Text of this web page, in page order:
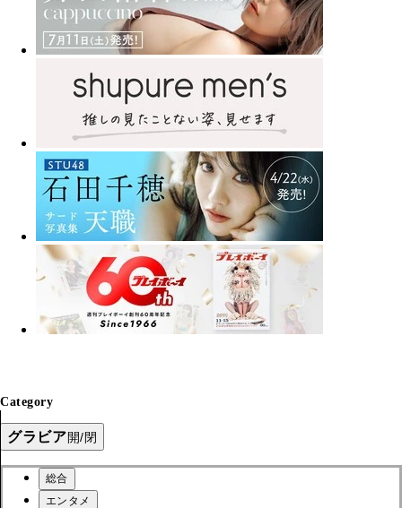
Category
グラビア開/閉
総合
エンタメ